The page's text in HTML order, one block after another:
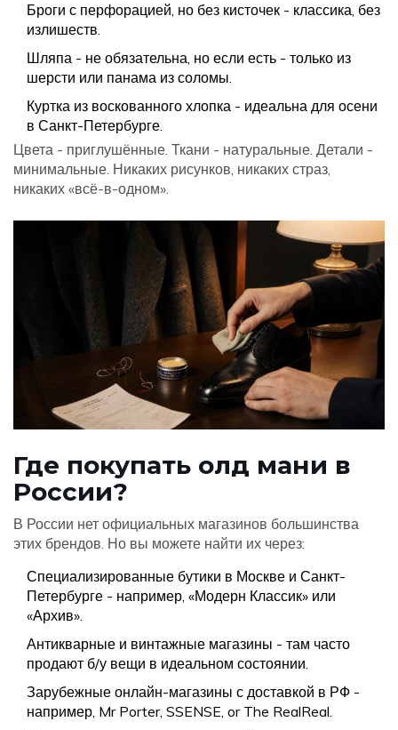
Броги с перфорацией, но без кисточек - классика, без
излишеств.
Шляпа - не обязательна, но если есть - только из
шерсти или панама из соломы.
Куртка из воскованного хлопка - идеальна для осени
в Санкт-Петербурге.
Цвета - приглушённые. Ткани - натуральные. Детали -
минимальные. Никаких рисунков, никаких страз,
никаких «всё-в-одном».
Где покупать олд мани в
России?
В России нет официальных магазинов большинства
этих брендов. Но вы можете найти их через:
Специализированные бутики в Москве и Санкт-
Петербурге - например, «Модерн Классик» или
«Архив».
Антикварные и винтажные магазины - там часто
продают б/у вещи в идеальном состоянии.
Зарубежные онлайн-магазины с доставкой в РФ -
например, Mr Porter, SSENSE, or The RealReal.